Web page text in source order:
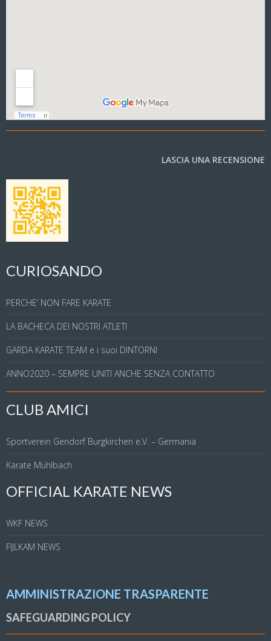
LASCIA UNA RECENSIONE
CURIOSANDO
PERCHE’ NON FARE KARATE
LA BACHECA DEI NOSTRI ATLETI
GARDA KARATE TEAM e i suoi DINTORNI
ANNO2020 – SEMPRE UNITI ANCHE SENZA CONTATTO
CLUB AMICI
Sportverein Gendorf Burgkirchen e.V. – Germania
Karate Mühlbach
OFFICIAL KARATE NEWS
WKF NEWS
FIJLKAM NEWS
AMMINISTRAZIONE TRASPARENTE
SAFEGUARDING POLICY